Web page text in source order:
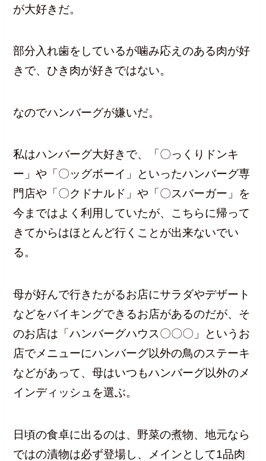
が大好きだ。
部分入れ歯をしているが噛み応えのある肉が好
きで、ひき肉が好きではない。
なのでハンバーグが嫌いだ。
私はハンバーグ大好きで、「〇っくりドンキ
ー」や「〇ッグボーイ」といったハンバーグ専
門店や「〇クドナルド」や「〇スバーガー」を
今まではよく利用していたが、こちらに帰って
きてからはほとんど行くことが出来ないでい
る。
母が好んで行きたがるお店にサラダやデザート
などをバイキングできるお店があるのだが、そ
のお店は「ハンバーグハウス〇〇〇」というお
店でメニューにハンバーグ以外の鳥のステーキ
などがあって、母はいつもハンバーグ以外のメ
インディッシュを選ぶ。
日頃の食卓に出るのは、野菜の煮物、地元なら
ではの漬物は必ず登場し、メインとして1品肉